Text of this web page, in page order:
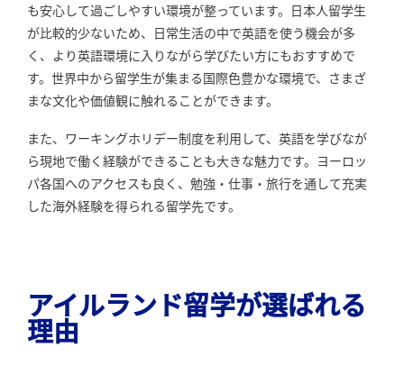
も安心して過ごしやすい環境が整っています。日本人留学生
が比較的少ないため、日常生活の中で英語を使う機会が多
く、より英語環境に入りながら学びたい方にもおすすめで
す。世界中から留学生が集まる国際色豊かな環境で、さまざ
まな文化や価値観に触れることができます。
また、ワーキングホリデー制度を利用して、英語を学びなが
ら現地で働く経験ができることも大きな魅力です。ヨーロッ
パ各国へのアクセスも良く、勉強・仕事・旅行を通して充実
した海外経験を得られる留学先です。
アイルランド留学が選ばれる
理由